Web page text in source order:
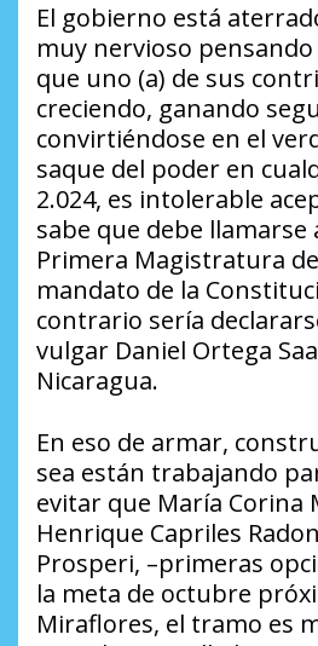
El gobierno está
muy nervioso
que uno (a) de sus
creciendo, ganando
convirtiéndose en el
saque del poder en
2.024, es intolerable
sabe que debe llamarse
Primera Magistratura
mandato de la
contrario sería
vulgar Daniel Ortega
Nicaragua.
En eso de armar,
sea están trabajando
evitar que María Corina
Henrique Capriles
Prosperi, –primeras
la meta de octubre
Miraflores, el tramo es